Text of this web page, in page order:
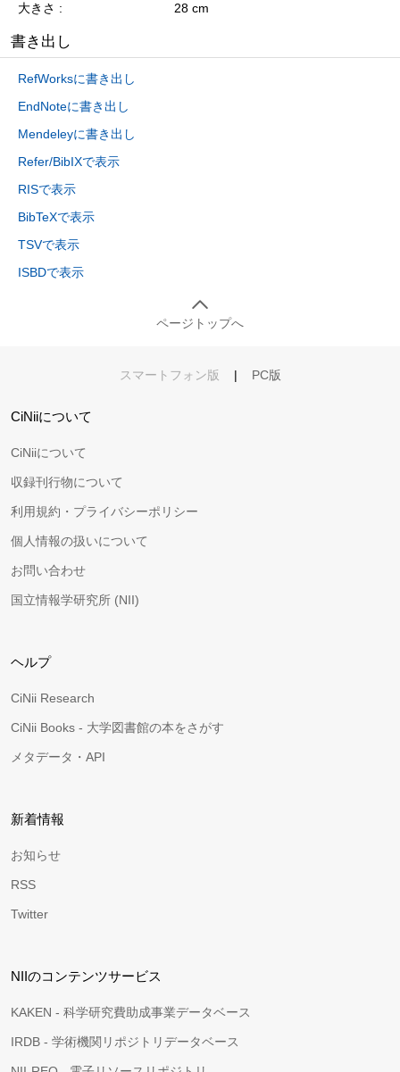
大きさ
28 cm
書き出し
RefWorksに書き出し
EndNoteに書き出し
Mendeleyに書き出し
Refer/BibIXで表示
RISで表示
BibTeXで表示
TSVで表示
ISBDで表示
ページトップへ
スマートフォン版 | PC版
CiNiiについて
CiNiiについて
収録刊行物について
利用規約・プライバシーポリシー
個人情報の扱いについて
お問い合わせ
国立情報学研究所 (NII)
ヘルプ
CiNii Research
CiNii Books - 大学図書館の本をさがす
メタデータ・API
新着情報
お知らせ
RSS
Twitter
NIIのコンテンツサービス
KAKEN - 科学研究費助成事業データベース
IRDB - 学術機関リポジトリデータベース